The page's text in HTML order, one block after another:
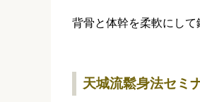
背骨と体幹を柔軟にして
天城流鬆身法セミ